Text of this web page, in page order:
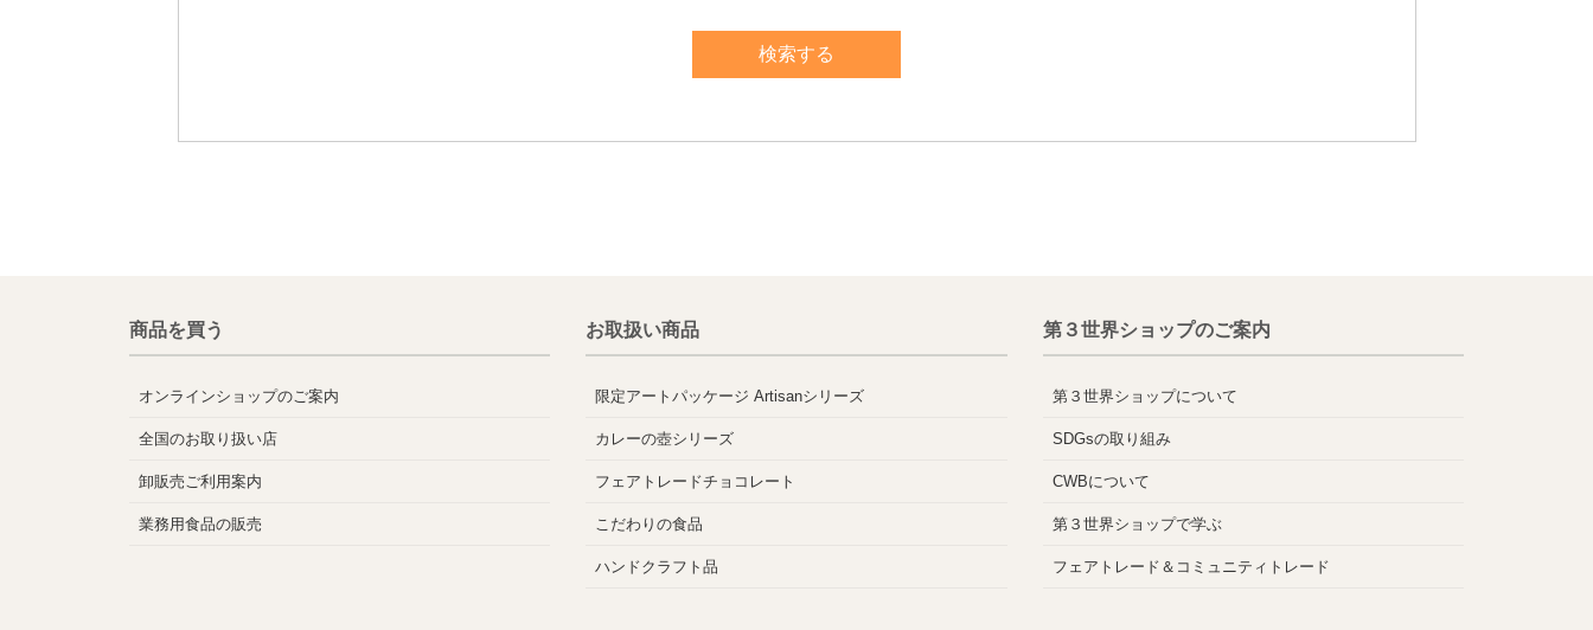
商品を買う
オンラインショップのご案内
全国のお取り扱い店
卸販売ご利用案内
業務用食品の販売
お取扱い商品
限定アートパッケージ Artisanシリーズ
カレーの壺シリーズ
フェアトレードチョコレート
こだわりの食品
ハンドクラフト品
第３世界ショップのご案内
第３世界ショップについて
SDGsの取り組み
CWBについて
第３世界ショップで学ぶ
フェアトレード＆コミュニティトレード